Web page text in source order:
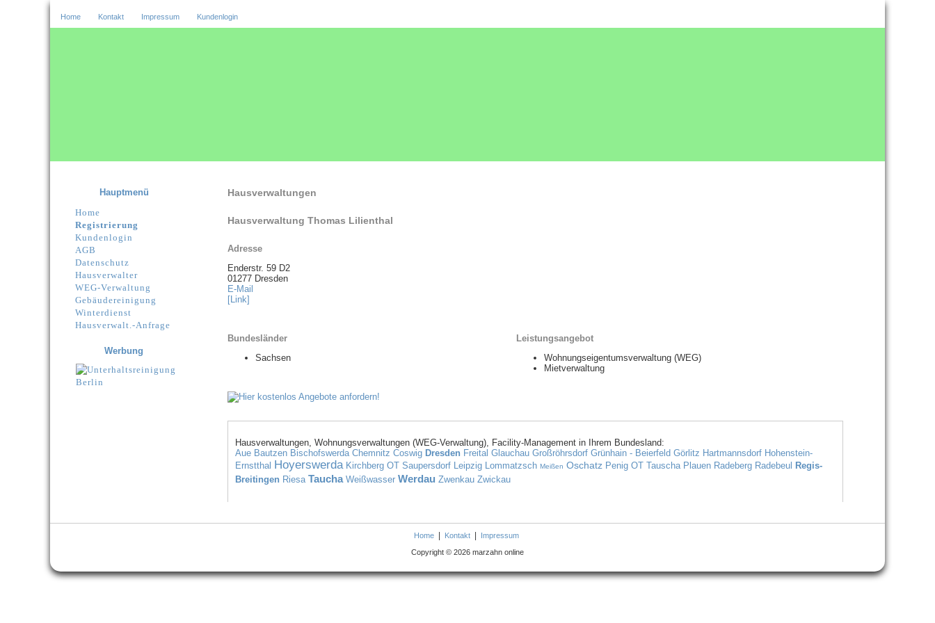
Home Kontakt Impressum Kundenlogin
Hausverwaltungen
Hausverwaltung Thomas Lilienthal
Adresse
Enderstr. 59 D2
01277 Dresden
E-Mail
[Link]
Bundesländer
Sachsen
Leistungsangebot
Wohnungseigentumsverwaltung (WEG)
Mietverwaltung
Hausverwaltungen, Wohnungsverwaltungen (WEG-Verwaltung), Facility-Management in Ihrem Bundesland:
Aue Bautzen Bischofswerda Chemnitz Coswig Dresden Freital Glauchau Großröhrsdorf Grünhain - Beierfeld Görlitz Hartmannsdorf Hohenstein-
Ernstthal Hoyerswerda Kirchberg OT Saupersdorf Leipzig Lommatzsch Meißen Oschatz Penig OT Tauscha Plauen Radeberg Radebeul Regis-
Breitingen Riesa Taucha Weißwasser Werdau Zwenkau Zwickau
Hauptmenü
Home
Registrierung
Kundenlogin
AGB
Datenschutz
Hausverwalter
WEG-Verwaltung
Gebäudereinigung
Winterdienst
Hausverwalt.-Anfrage
Werbung
Home | Kontakt | Impressum
Copyright © 2026 marzahn online